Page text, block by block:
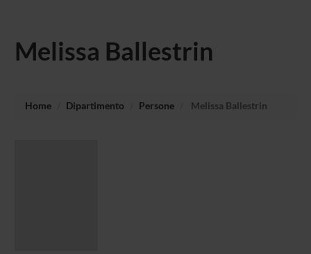
Melissa Ballestrin
Home Dipartimento Persone Melissa Ballestrin